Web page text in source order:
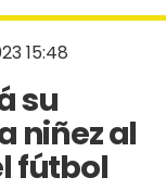
15:48
su
niñez al
fútbol